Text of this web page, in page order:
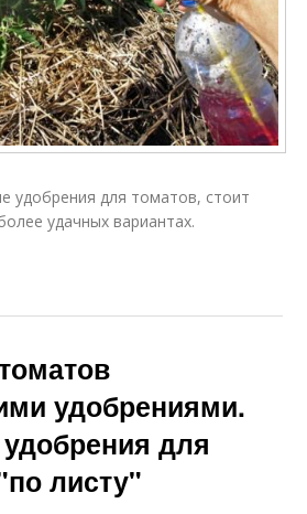
удобрения для томатов, стоит
удачных вариантах.
удобрениями.
для
листу"